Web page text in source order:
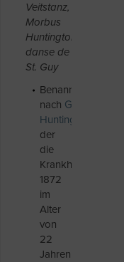
Veitstanz,
Morbus
Huntington,
danse de
St. Guy
Benannt
nach George
Huntington
der
die
Krankheit
1872
im
Alter
von
22
Jahren